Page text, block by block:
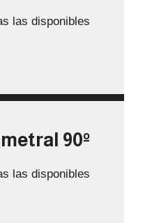
las disponibles
90º
las disponibles